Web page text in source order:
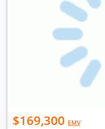
$169,300 EMV